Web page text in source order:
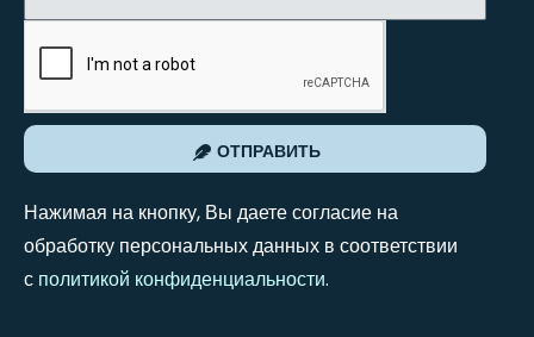
ОТПРАВИТЬ
Нажимая на кнопку, Вы даете согласие на
обработку персональных данных в соответствии
с политикой конфиденциальности.